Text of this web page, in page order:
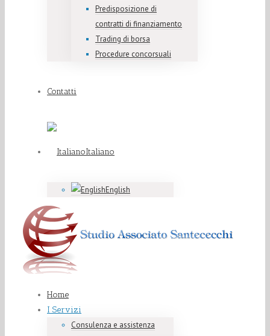
Predisposizione di
contratti di finanziamento
Trading di borsa
Procedure concorsuali
Contatti
Italiano
English
Home
I Servizi
Consulenza e assistenza